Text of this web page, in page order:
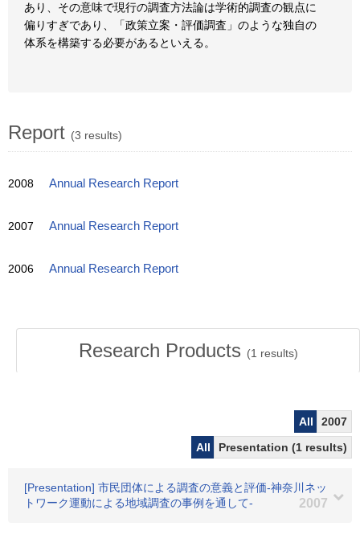
あり、その意味で現行の調査方法論は学術的調査の観点に
偏りすぎであり、「政策立案・評価調査」のような独自の
体系を構築する必要があるといえる。
Report (3 results)
2008 Annual Research Report
2007 Annual Research Report
2006 Annual Research Report
Research Products (1 results)
All
2007
All
Presentation (1 results)
[Presentation] 市民団体による調査の意義と評価-神奈川ネッ
トワーク運動による地域調査の事例を通して-
2007